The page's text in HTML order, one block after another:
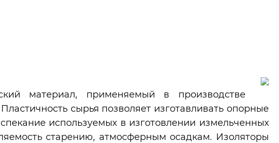
материал, применяемый в производстве
сырья позволяет изготавливать опорные
используемых в изготовлении измельченных
старению, атмосферным осадкам. Изоляторы